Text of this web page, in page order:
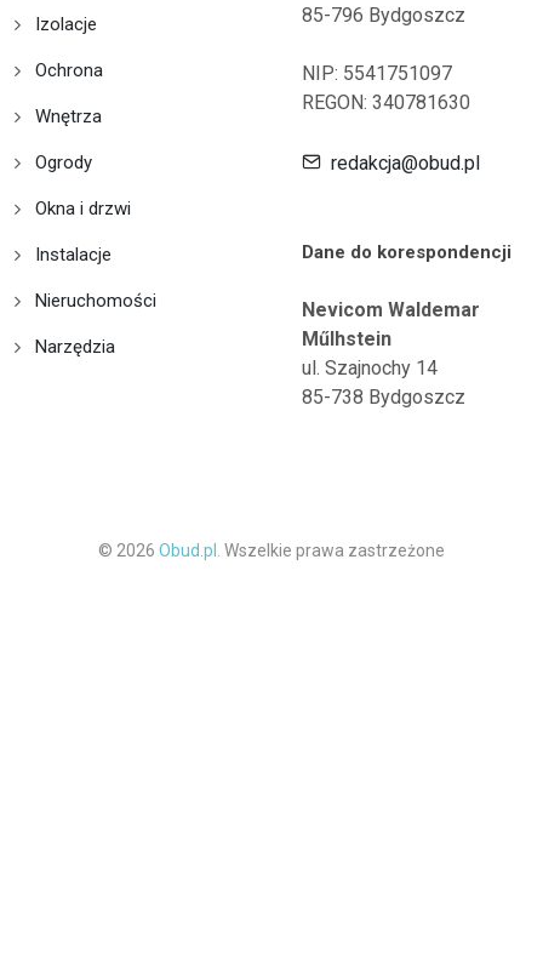
Izolacje
Ochrona
Wnętrza
Ogrody
Okna i drzwi
Instalacje
Nieruchomości
Narzędzia
85-796 Bydgoszcz
NIP: 5541751097
REGON: 340781630
redakcja@obud.pl
Dane do korespondencji
Nevicom Waldemar
Műlhstein
ul. Szajnochy 14
85-738 Bydgoszcz
© 2026 Obud.pl. Wszelkie prawa zastrzeżone